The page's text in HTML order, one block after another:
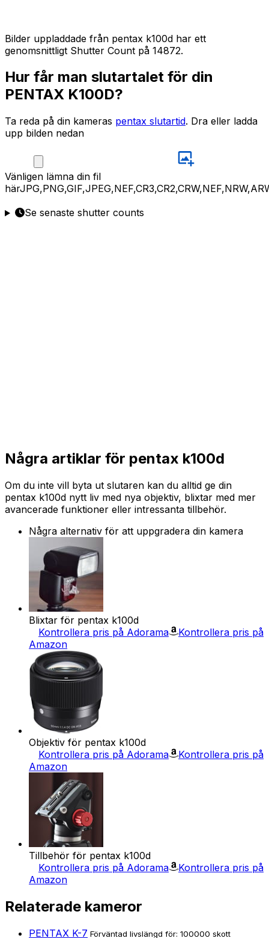
Bilder uppladdade från pentax k100d har ett
genomsnittligt Shutter Count på 14872.
Hur får man slutartalet för din
PENTAX K100D?
Ta reda på din kameras pentax slutartid. Dra eller ladda
upp bilden nedan
Vänligen lämna din fil
här
Se senaste shutter counts
Några artiklar för pentax k100d
Om du inte vill byta ut slutaren kan du alltid ge din
pentax k100d nytt liv med nya objektiv, blixtar med mer
avancerade funktioner eller intressanta tillbehör.
Några alternativ för att uppgradera din kamera
Blixtar för pentax k100d
Kontrollera pris på Adorama
Kontrollera pris på
Amazon
Objektiv för pentax k100d
Kontrollera pris på Adorama
Kontrollera pris på
Amazon
Tillbehör för pentax k100d
Kontrollera pris på Adorama
Kontrollera pris på
Amazon
Relaterade kameror
PENTAX K-7 Förväntad livslängd för: 100000 skott